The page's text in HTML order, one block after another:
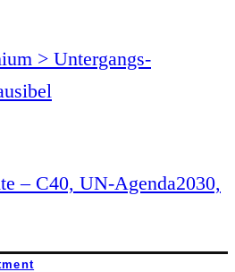
> Untergangs-
– C40, UN-Agenda2030,